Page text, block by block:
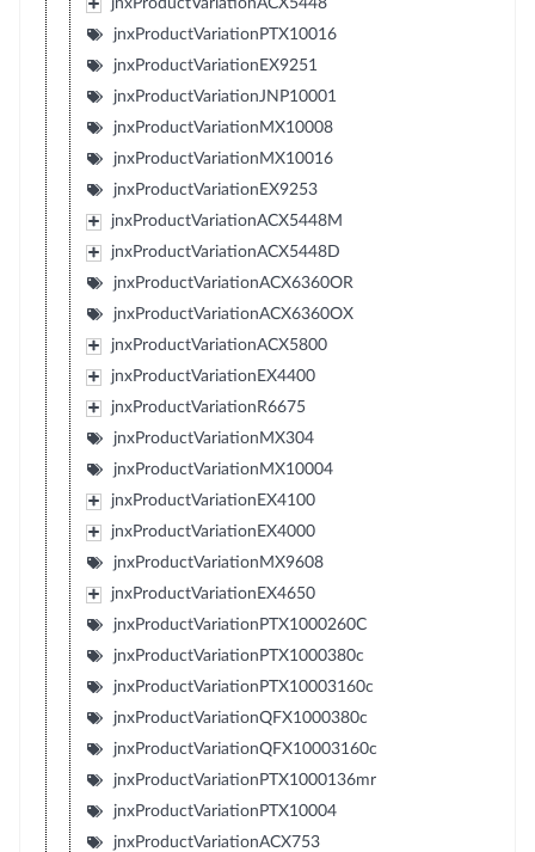
jnxProductVariationPTX10016
jnxProductVariationEX9251
jnxProductVariationJNP10001
jnxProductVariationMX10008
jnxProductVariationMX10016
jnxProductVariationEX9253
jnxProductVariationACX5448M
jnxProductVariationACX5448D
jnxProductVariationACX6360OR
jnxProductVariationACX6360OX
jnxProductVariationACX5800
jnxProductVariationEX4400
jnxProductVariationR6675
jnxProductVariationMX304
jnxProductVariationMX10004
jnxProductVariationEX4100
jnxProductVariationEX4000
jnxProductVariationMX9608
jnxProductVariationEX4650
jnxProductVariationPTX1000260C
jnxProductVariationPTX1000380c
jnxProductVariationPTX10003160c
jnxProductVariationQFX1000380c
jnxProductVariationQFX10003160c
jnxProductVariationPTX1000136mr
jnxProductVariationPTX10004
jnxProductVariationACX753